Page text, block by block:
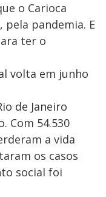
o Carioca
pela pandemia. E
ter o
volta em junho
de Janeiro
Com 54.530
a vida
os casos
social foi